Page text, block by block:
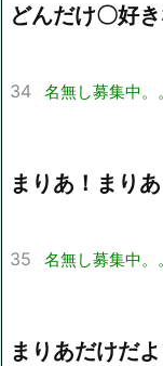
どんだけ〇好
34 名無し募集中。
まりあ！まりあ
35 名無し募集中。
まりあだけだ